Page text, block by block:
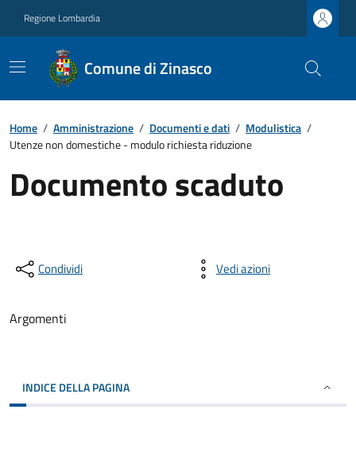
Regione Lombardia
Comune di Zinasco
Home / Amministrazione / Documenti e dati / Modulistica /
Utenze non domestiche - modulo richiesta riduzione
Documento scaduto
Condividi Vedi azioni
Argomenti
INDICE DELLA PAGINA